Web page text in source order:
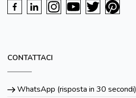
CONTATTACI
WhatsApp (risposta in 30 secondi)